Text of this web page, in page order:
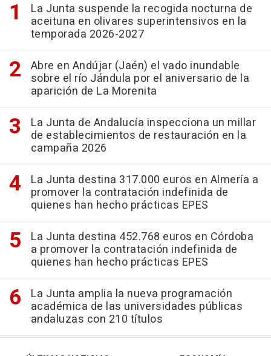
La Junta suspende la recogida nocturna de
aceituna en olivares superintensivos en la
temporada 2026-2027
Abre en Andújar (Jaén) el vado inundable
sobre el río Jándula por el aniversario de la
aparición de La Morenita
La Junta de Andalucía inspecciona un millar
de establecimientos de restauración en la
campaña 2026
La Junta destina 317.000 euros en Almería a
promover la contratación indefinida de
quienes han hecho prácticas EPES
La Junta destina 452.768 euros en Córdoba
a promover la contratación indefinida de
quienes han hecho prácticas EPES
La Junta amplia la nueva programación
académica de las universidades públicas
andaluzas con 210 títulos